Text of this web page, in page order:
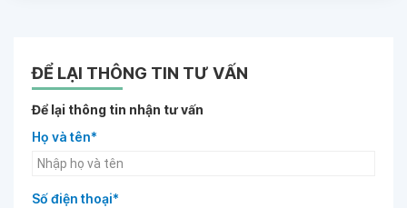
ĐỂ LẠI THÔNG TIN TƯ VẤN
Để lại thông tin nhận tư vấn
Họ và tên*
Số điện thoại*